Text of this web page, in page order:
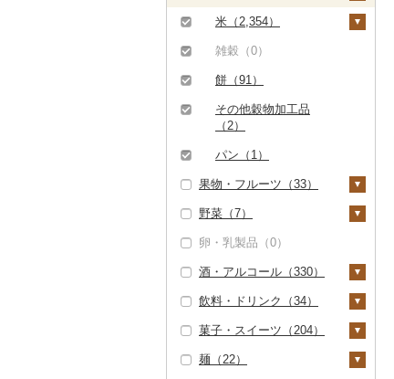
すき焼き（2）
しゃぶしゃぶ（0）
焼肉（0）
牛タン（0）
0）
ビーフジャーキー
（0）
もつ鍋（0）
ハム（0）
ソーセージ・ウインナ
（0）
その他豚肉（加工品）
（2）
鹿肉（9）
馬肉（0）
羊肉・ラム肉（ジンギ
8）
エビ（8）
甘エビ（8）
ボタンエビ（0）
伊勢海老（0）
いくら（0）
うに（0）
明太子・たらこ（2）
（256）
米（2,354）
精米（1,741）
無洗米（55）
玄米（558）
雑穀（0）
餅（91）
その他穀物加工品
（2）
パン（1）
果物・フルーツ（33）
ぶどう・マスカット
野菜（7）
いも（6）
じゃがいも（1）
さつまいも（0）
その他いも（5）
トマト（1）
フルーツトマト（0）
ミニトマト（0）
その他トマト（0）
玉ねぎ（0）
ねぎ（0）
とうもろこし（0）
卵・乳製品（0）
酒・アルコール（330）
ビール・発泡酒（2）
ビール（0）
発泡酒（0）
日本酒（230）
純米大吟醸（17）
焼酎（0）
飲料・ドリンク（34）
水・ミネラルウォータ
菓子・スイーツ（204）
ケーキ（14）
麺（22）